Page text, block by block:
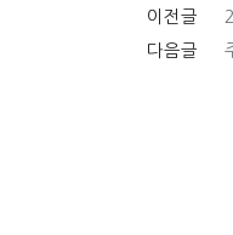
이전글
다음글